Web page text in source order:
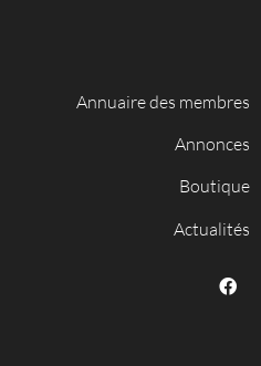
Annuaire des membres
Annonces
Boutique
Actualités